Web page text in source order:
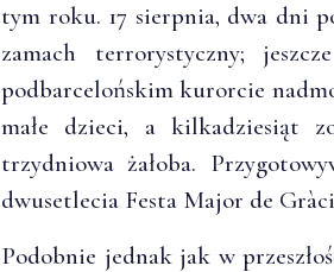
tym roku. 17 sierpnia, dwa dni
zamach terrorystyczny;
podbarcelońskim kurorcie
małe dzieci, a kilkadziesiąt
trzydniowa żałoba.
dwusetlecia Festa Major de
Podobnie jednak jak w